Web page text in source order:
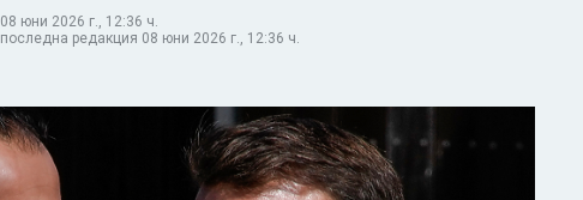
08 юни 2026 г., 12:36 ч.
последна редакция 08 юни 2026 г., 12:36 ч.